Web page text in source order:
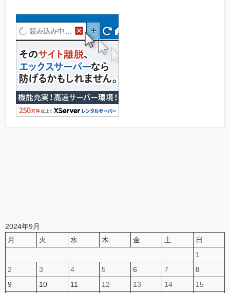
2024年9月
月
火 水 木 金 土
日
1
2
3 4 5 6 7
8
9
10 11 12 13 14 15